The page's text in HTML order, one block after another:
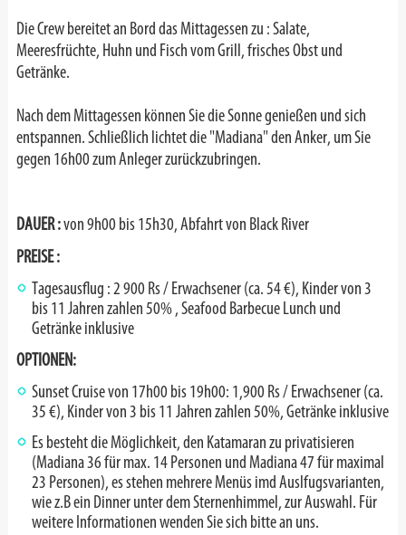
Die Crew bereitet an Bord das Mittagessen zu : Salate,
Meeresfrüchte, Huhn und Fisch vom Grill, frisches Obst und
Getränke.
Nach dem Mittagessen können Sie die Sonne genießen und sich
entspannen. Schließlich lichtet die "Madiana" den Anker, um Sie
gegen 16h00 zum Anleger zurückzubringen.
DAUER :von 9h00 bis 15h30, Abfahrt von Black River
PREISE :
Tagesausflug : 2 900 Rs / Erwachsener (ca. 54 €), Kinder von 3
bis 11 Jahren zahlen 50% , Seafood Barbecue Lunch und
Getränke inklusive
OPTIONEN:
Sunset Cruise von 17h00 bis 19h00: 1,900 Rs / Erwachsener (ca.
35 €), Kinder von 3 bis 11 Jahren zahlen 50%, Getränke inklusive
Es besteht die Möglichkeit, den Katamaran zu privatisieren
(Madiana 36 für max. 14 Personen und Madiana 47 für maximal
23 Personen), es stehen mehrere Menüs imd Auslfugsvarianten,
wie z.B ein Dinner unter dem Sternenhimmel, zur Auswahl. Für
weitere Informationen wenden Sie sich bitte an uns.